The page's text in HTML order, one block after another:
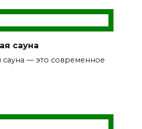
сауна
— это современное